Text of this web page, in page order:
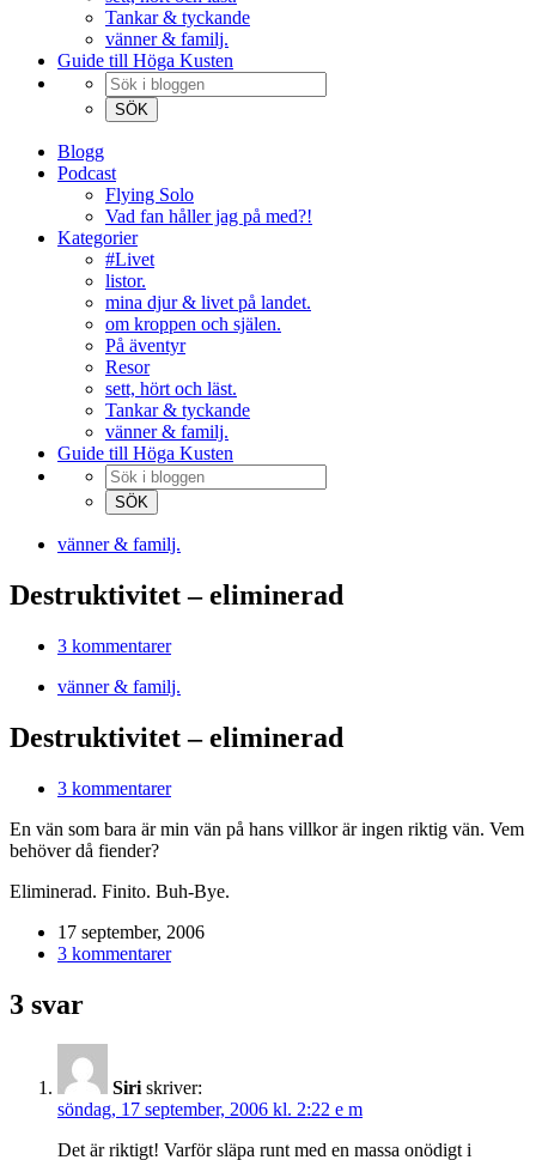
Tankar & tyckande
vänner & familj.
Guide till Höga Kusten
Blogg
Podcast
Flying Solo
Vad fan håller jag på med?!
Kategorier
#Livet
listor.
mina djur & livet på landet.
om kroppen och själen.
På äventyr
Resor
sett, hört och läst.
Tankar & tyckande
vänner & familj.
Guide till Höga Kusten
vänner & familj.
Destruktivitet – eliminerad
3 kommentarer
vänner & familj.
Destruktivitet – eliminerad
3 kommentarer
En vän som bara är min vän på hans villkor är ingen riktig vän. Vem
behöver då fiender?
Eliminerad. Finito. Buh-Bye.
17 september, 2006
3 kommentarer
3 svar
Siri skriver:
söndag, 17 september, 2006 kl. 2:22 e m
Det är riktigt! Varför släpa runt med en massa onödigt i